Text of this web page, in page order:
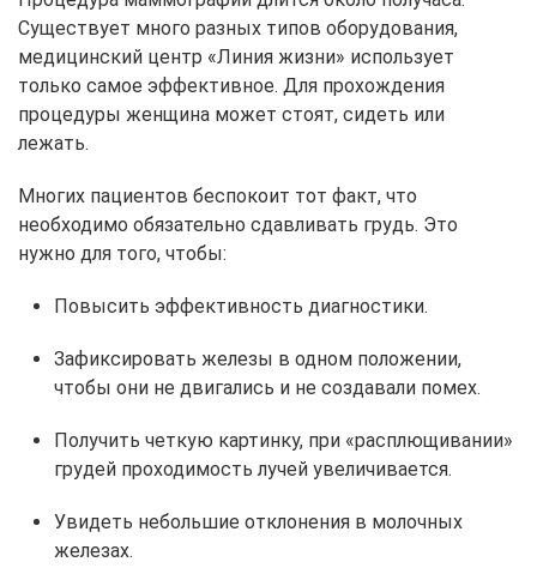
Существует много разных типов оборудования,
медицинский центр «Линия жизни» использует
только самое эффективное. Для прохождения
процедуры женщина может стоят, сидеть или
лежать.
Многих пациентов беспокоит тот факт, что
необходимо обязательно сдавливать грудь. Это
нужно для того, чтобы:
Повысить эффективность диагностики.
Зафиксировать железы в одном положении,
чтобы они не двигались и не создавали помех.
Получить четкую картинку, при «расплющивании»
грудей проходимость лучей увеличивается.
Увидеть небольшие отклонения в молочных
железах.